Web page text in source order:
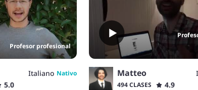
Profesor profesional
Italiano Nativo
5.0
Matteo
494 CLASES
4.9